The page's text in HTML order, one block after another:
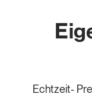
Echtzeit-